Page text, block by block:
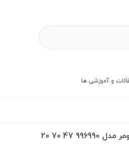
و آموزشی ها
47 70 20